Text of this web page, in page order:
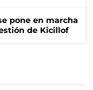
pone en marcha
de Kicillof